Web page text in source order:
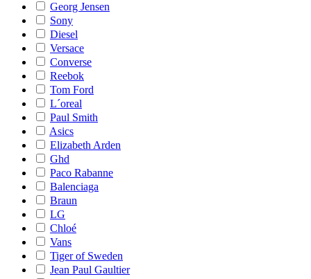
Georg Jensen
Sony
Diesel
Versace
Converse
Reebok
Tom Ford
L´oreal
Paul Smith
Asics
Elizabeth Arden
Ghd
Paco Rabanne
Balenciaga
Braun
LG
Chloé
Vans
Tiger of Sweden
Jean Paul Gaultier